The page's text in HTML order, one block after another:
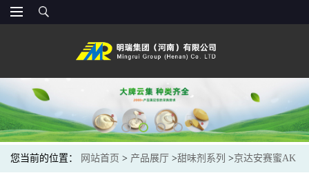
您当前的位置： 网站首页 > 产品展厅 >甜味剂系列 >京达安赛蜜AK